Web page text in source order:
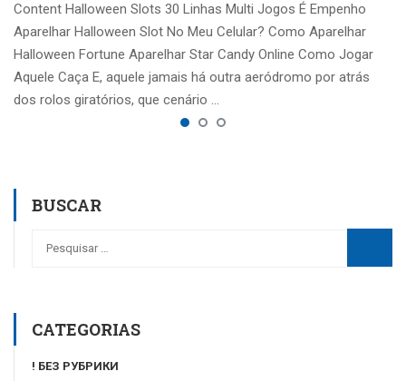
Content Halloween Slots 30 Linhas Multi Jogos É Empenho
Aparelhar Halloween Slot No Meu Celular? Como Aparelhar
Halloween Fortune Aparelhar Star Candy Online Como Jogar
Aquele Caça E, aquele jamais há outra aeródromo por atrás
dos rolos giratórios, que cenário …
BUSCAR
CATEGORIAS
! БЕЗ РУБРИКИ